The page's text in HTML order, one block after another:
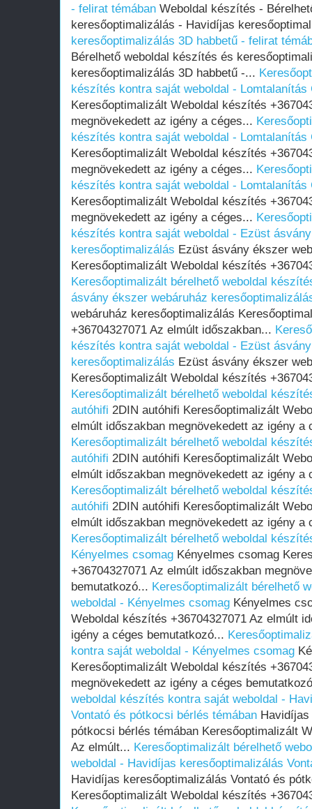
- felirat témában Weboldal készítés -
keresőoptimalizálás - Havidíjas
keresőoptimalizálás 3D habbetű - felirat
Bérelhető weboldal készítés és
keresőoptimalizálás 3D habbetű -...
készítés kontra saját weboldal - Lomtalanítás
Keresőoptimalizált Weboldal készítés
megnövekedett az igény a céges...
készítés kontra saját weboldal - Lomtalanítás
Keresőoptimalizált Weboldal készítés
megnövekedett az igény a céges...
készítés kontra saját weboldal - Lomtalanítás
Keresőoptimalizált Weboldal készítés
megnövekedett az igény a céges...
készítés kontra saját weboldal - Ezüst
keresőoptimalizálás Ezüst ásvány ékszer
Keresőoptimalizált Weboldal készítés
Keresőoptimalizált bérelhető weboldal
ásvány ékszer webáruház
webáruház keresőoptimalizálás
+36704327071 Az elmúlt időszakban...
készítés kontra saját weboldal - Ezüst
keresőoptimalizálás Ezüst ásvány ékszer
Keresőoptimalizált Weboldal készítés
Keresőoptimalizált bérelhető weboldal
autóhifi 2DIN autóhifi Keresőoptimalizált
elmúlt időszakban megnövekedett az igény a
Keresőoptimalizált bérelhető weboldal
autóhifi 2DIN autóhifi Keresőoptimalizált
elmúlt időszakban megnövekedett az igény a
Keresőoptimalizált bérelhető weboldal
autóhifi 2DIN autóhifi Keresőoptimalizált
elmúlt időszakban megnövekedett az igény a
Keresőoptimalizált bérelhető weboldal
Kényelmes csomag Kényelmes csomag
+36704327071 Az elmúlt időszakban
bemutatkozó... Keresőoptimalizált bérelhető
weboldal - Kényelmes csomag Kényelmes
Weboldal készítés +36704327071 Az elmúlt
igény a céges bemutatkozó...
kontra saját weboldal - Kényelmes csomag
Keresőoptimalizált Weboldal készítés
megnövekedett az igény a céges
weboldal készítés kontra saját weboldal -
Vontató és pótkocsi bérlés témában
pótkocsi bérlés témában Keresőoptimalizált
Az elmúlt... Keresőoptimalizált bérelhető
weboldal - Havidíjas keresőoptimalizálás
Havidíjas keresőoptimalizálás Vontató és
Keresőoptimalizált Weboldal készítés